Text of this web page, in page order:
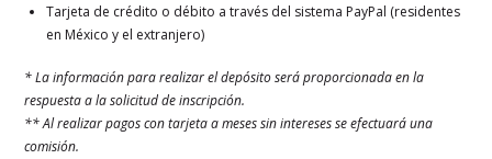
Tarjeta de crédito o débito a través del sistema PayPal (residentes
en México y el extranjero)
* La información para realizar el depósito será proporcionada en la
respuesta a la solicitud de inscripción.
** Al realizar pagos con tarjeta a meses sin intereses se efectuará una
comisión.